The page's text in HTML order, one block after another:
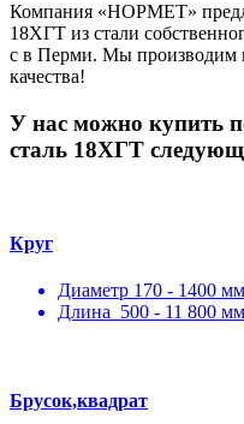
Компания «НОРМЕТ»
18ХГТ из стали
с в Перми. Мы производим
качества!
У нас можно купить
сталь 18ХГТ
Круг
Диаметр 170 - 1400 мм
Длина 500 - 11 800 мм
Брусок,квадрат